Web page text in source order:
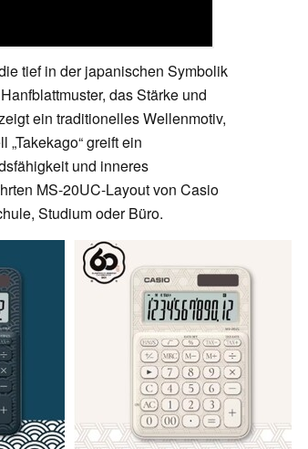
tief in der japanischen Symbolik
das Stärke und
ein traditionelles Wellenmotiv,
greift ein
und inneres
MS-20UC-Layout von Casio
Studium oder Büro.